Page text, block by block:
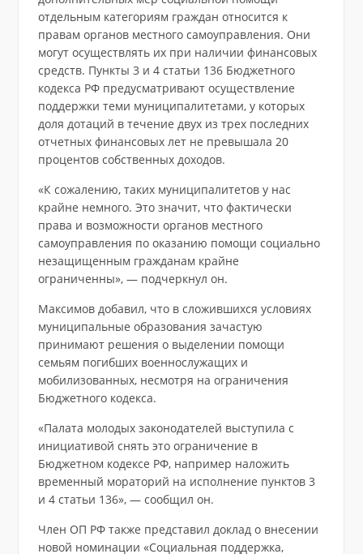
отдельным категориям граждан относится к
правам органов местного самоуправления. Они
могут осуществлять их при наличии финансовых
средств. Пункты 3 и 4 статьи 136 Бюджетного
кодекса РФ предусматривают осуществление
поддержки теми муниципалитетами, у которых
доля дотаций в течение двух из трех последних
отчетных финансовых лет не превышала 20
процентов собственных доходов.
«К сожалению, таких муниципалитетов у нас
крайне немного. Это значит, что фактически
права и возможности органов местного
самоуправления по оказанию помощи социально
незащищенным гражданам крайне
ограниченны», — подчеркнул он.
Максимов добавил, что в сложившихся условиях
муниципальные образования зачастую
принимают решения о выделении помощи
семьям погибших военнослужащих и
мобилизованных, несмотря на ограничения
Бюджетного кодекса.
«Палата молодых законодателей выступила с
инициативой снять это ограничение в
Бюджетном кодексе РФ, например наложить
временный мораторий на исполнение пунктов 3
и 4 статьи 136», — сообщил он.
Член ОП РФ также представил доклад о внесении
новой номинации «Социальная поддержка,